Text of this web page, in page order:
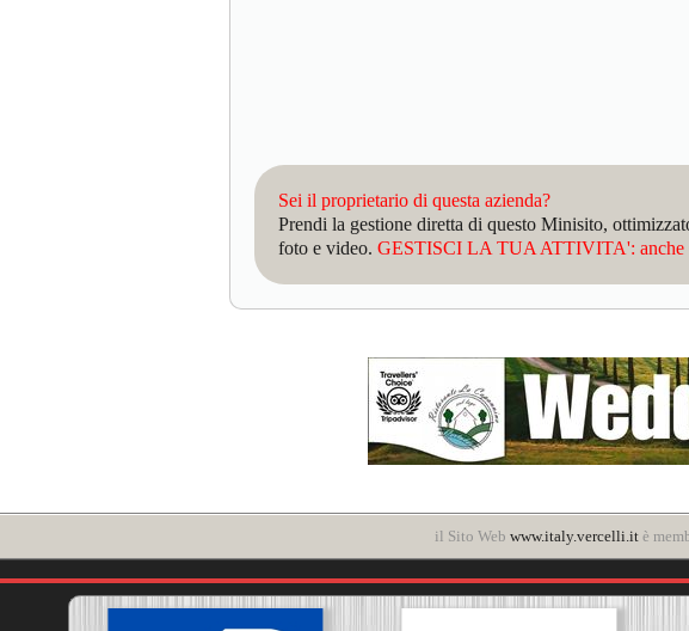
Sei il proprietario di questa azienda?
Prendi la gestione diretta di questo Minisito,
foto e video. GESTISCI LA TUA ATTIVITA': anche
il Sito Web www.italy.vercelli.itè